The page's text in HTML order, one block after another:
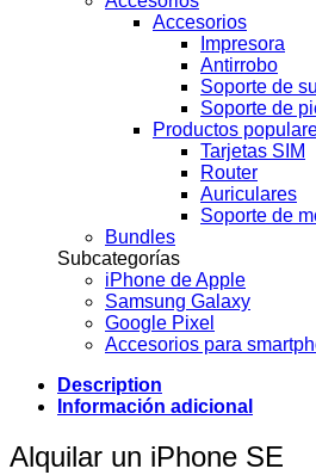
Accesorios
Impresora
Antirrobo
Soporte de
Soporte de
Productos
Tarjetas SIM
Router
Auriculares
Soporte de
Bundles
Subcategorías
iPhone de Apple
Samsung Galaxy
Google Pixel
Accesorios para
Description
Información adicional
Alquilar un iPhone SE